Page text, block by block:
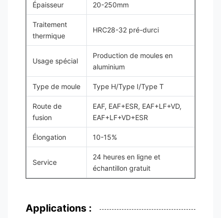
Épaisseur 20-250mm
Traitement
thermique
HRC28-32 pré-durci
Usage spécial
Production de moules en
aluminium
Type de moule Type H/Type I/Type T
Route de
fusion
EAF, EAF+ESR, EAF+LF+VD,
EAF+LF+VD+ESR
Élongation 10-15%
Service
24 heures en ligne et
échantillon gratuit
Applications :